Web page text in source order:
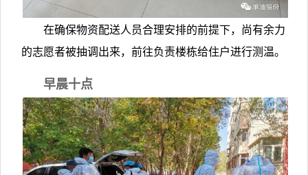
在确保物资配送人员合理安排的前提下，尚有余力
的志愿者被抽调出来，前往负责楼栋给住户进行测温。
早晨十点